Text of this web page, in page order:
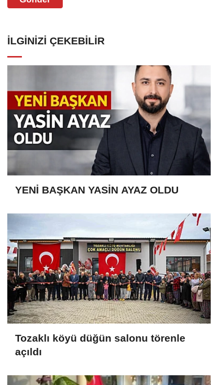
İLGINIZI ÇEKEBILIR
YENİ BAŞKAN YASİN AYAZ OLDU
Tozaklı köyü düğün salonu törenle
açıldı